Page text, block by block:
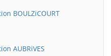
BOULZiCOURT
AUBRiVES